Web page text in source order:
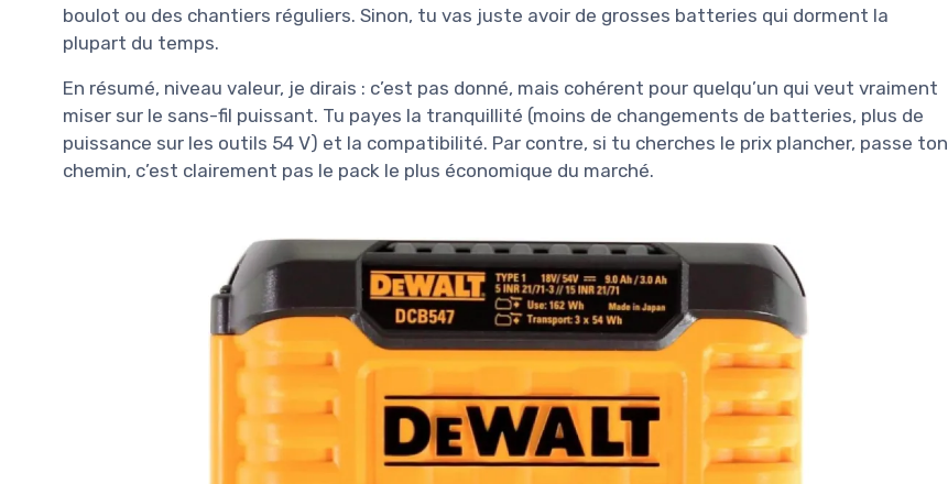
boulot ou des chantiers réguliers. Sinon, tu vas juste avoir de grosses batteries qui dorment la
plupart du temps.
En résumé, niveau valeur, je dirais : c’est pas donné, mais cohérent pour quelqu’un qui veut vraiment
miser sur le sans-fil puissant. Tu payes la tranquillité (moins de changements de batteries, plus de
puissance sur les outils 54 V) et la compatibilité. Par contre, si tu cherches le prix plancher, passe ton
chemin, c’est clairement pas le pack le plus économique du marché.